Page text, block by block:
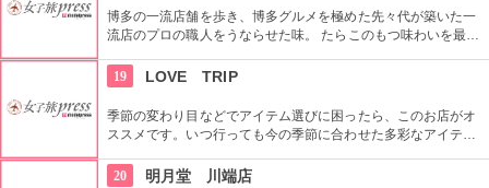
博多の一流店舗を歩き、博多グルメを極めた先々代が築いた一
流店のプロの職人をうならせた味。 たらこのもつ味わいを最大
られた辛子明太子。 ご贈答用からご家庭用まで、さまざまな明
太子が取り揃えられているため、お土産にも最適。
19 LOVE TRIP
季節の変わり目などでアイテム選びに困ったら、このお店がオ
ススメです。いつ行っても今の季節に合わせた多彩なアイテム
材感で季節を楽しめるアイテムも充実したラインナップ。マス
20 明月堂 川端店